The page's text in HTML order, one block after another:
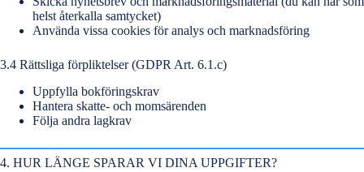
helst återkalla samtycket)
Använda vissa cookies för analys och marknadsföring
3.4 Rättsliga förpliktelser (GDPR Art. 6.1.c)
Uppfylla bokföringskrav
Hantera skatte- och momsärenden
Följa andra lagkrav
4. HUR LÄNGE SPARAR VI DINA UPPGIFTER?